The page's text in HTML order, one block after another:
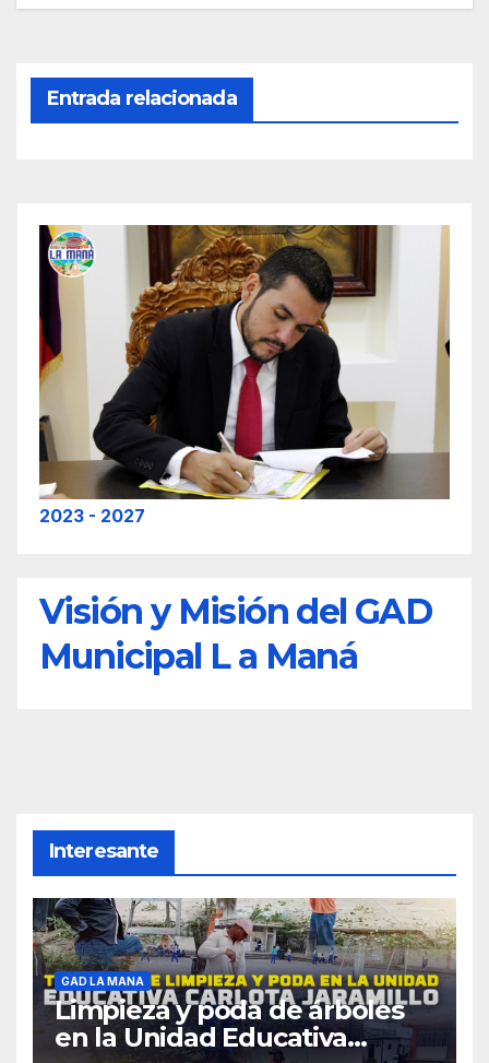
Entrada relacionada
2023 - 2027
Visión y Misión del GAD
Municipal L a Maná
Interesante
GAD LA MANA
Limpieza y poda de árboles
en la Unidad Educativa